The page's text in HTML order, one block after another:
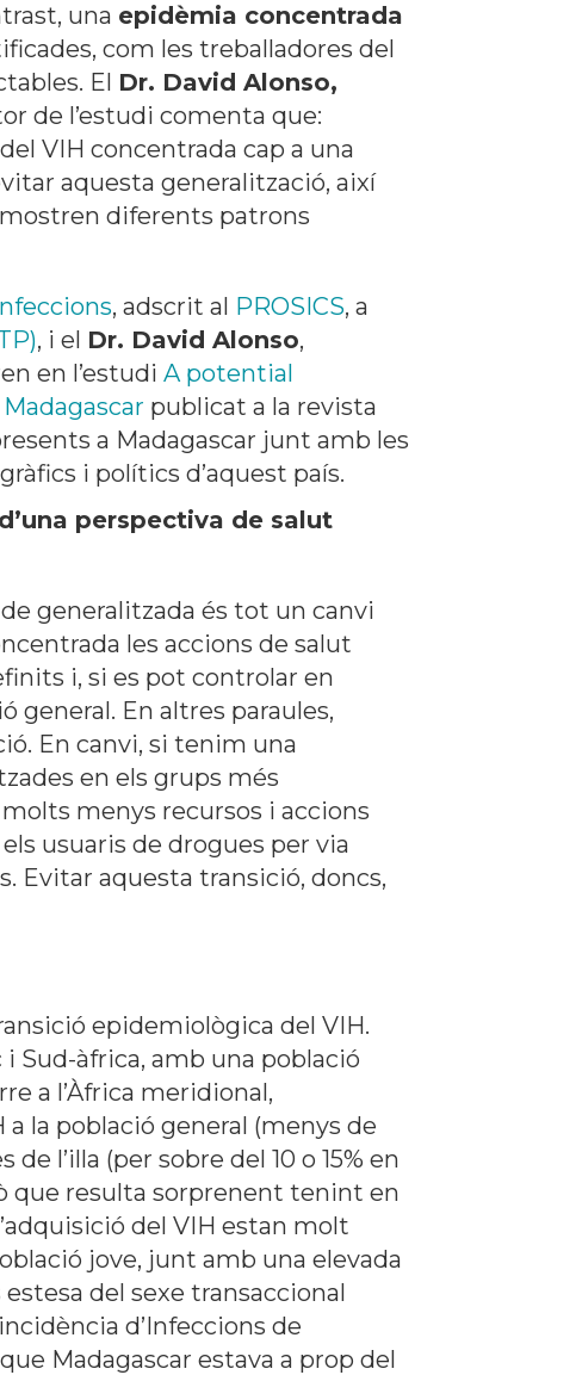
una epidèmia concentrada
com les treballadores del
El Dr. David Alonso,
de l’estudi comenta que:
VIH concentrada cap a una
aquesta generalització, així
diferents patrons
, adscrit al PROSICS, a
, i el Dr. David Alonso,
en l’estudiA potential
publicat a la revista
a Madagascar junt amb les
i polítics d’aquest país.
perspectiva de salut
generalitzada és tot un canvi
les accions de salut
i, si es pot controlar en
general. En altres paraules,
En canvi, si tenim una
en els grups més
menys recursos i accions
usuaris de drogues per via
Evitar aquesta transició, doncs,
epidemiològica del VIH.
i Sud-àfrica, amb una població
a l’Àfrica meridional,
a la població general (menys de
l’illa (per sobre del 10 o 15% en
que resulta sorprenent tenint en
del VIH estan molt
jove, junt amb una elevada
del sexe transaccional
d’Infeccions de
Madagascar estava a prop del